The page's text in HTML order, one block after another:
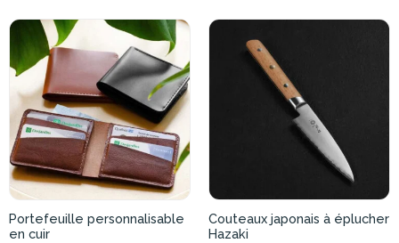
Portefeuille personnalisable
en cuir
Couteaux japonais à éplucher
Hazaki